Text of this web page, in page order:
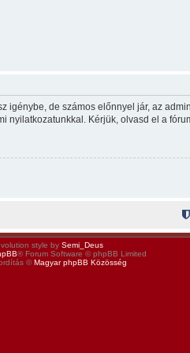
de számos előnnyel jár, az
nyilatkozatunkkal. Kérjük, olvasd el a
style by Semi_Deus
® Forum Software © phpBB Limited
©Magyar phpBB Közösség